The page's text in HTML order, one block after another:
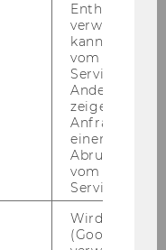
Enthält ein
verwendet
kann, um
vom AMP-
Service
Andere
zeigen Opt-
Anfrage im
einen Fehler
Abrufen
vom AMP
Service an.
Wird von
(Google Tag